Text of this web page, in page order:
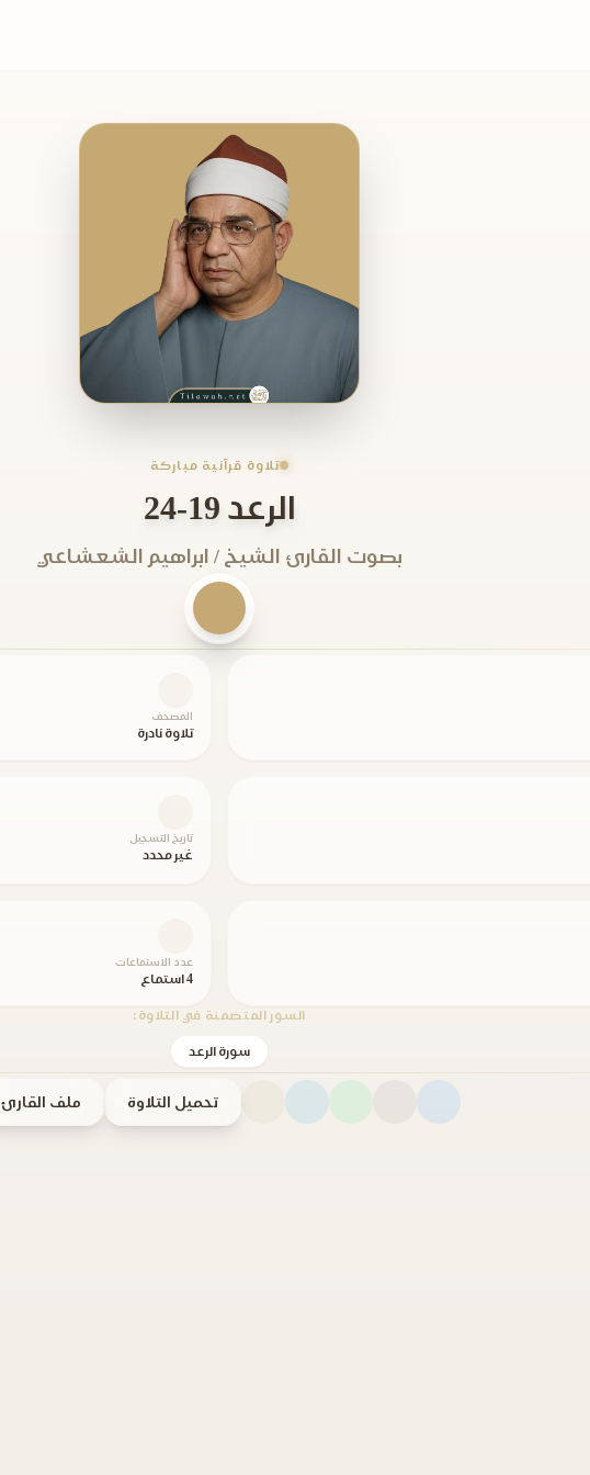
تلاوة قرآنية مباركة
الرعد 19-24
بصوت القارئ الشيخ / ابراهيم الشعشاعي
المصحف
تلاوة نادرة
تاريخ التسجيل
غير محدد
عدد الاستماعات
4 استماع
السور المتضمنة في التلاوة:
سورة الرعد
تحميل التلاوة ملف القارئ